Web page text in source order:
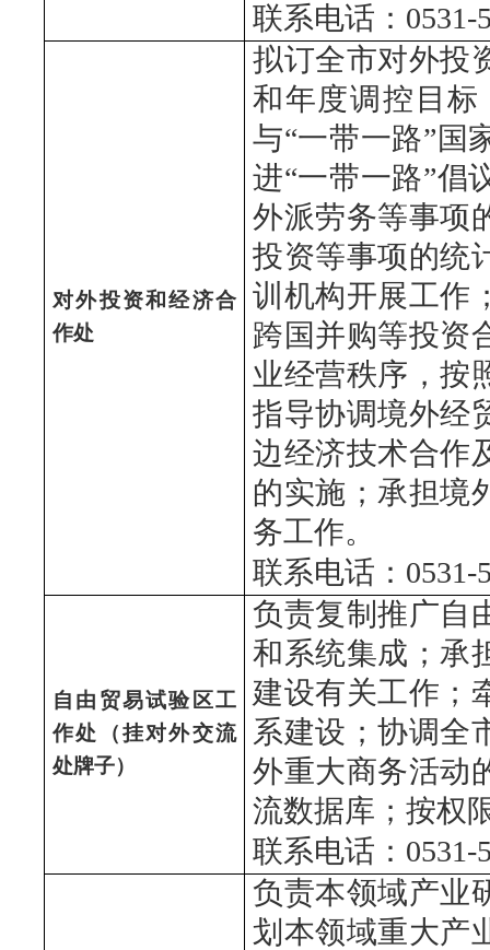
联系电话：0531-
对外投资和经济合
作处
拟订全市对外投
和年度调控目
与“一带一路”国
进“一带一路”倡
外派劳务等事项
投资等事项的统
训机构开展工作
跨国并购等投资
业经营秩序，按
指导协调境外经
边经济技术合作
的实施；承担境
务工作。
联系电话：0531-
自由贸易试验区工
作处（挂对外交流
处牌子）
负责复制推广自
和系统集成；承
建设有关工作；
系建设；协调全
外重大商务活动
流数据库；按权
联系电话：0531-
负责本领域产业
划本领域重大产